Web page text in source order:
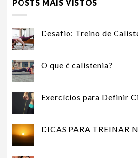
POSTS MAIS VISTOS
Desafio: Treino de
O que é calistenia?
Exercícios para Definir
DICAS PARA TREINAR